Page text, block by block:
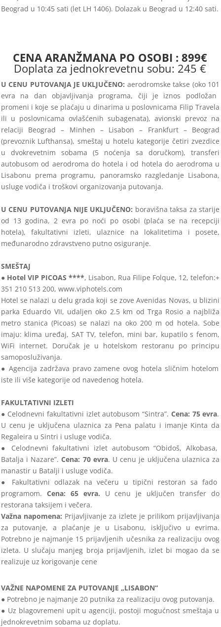
Beograd u 10:45 sati (let LH 1406). Dolazak u Beograd u 12:40 sati.
CENA ARANŽMANA PO OSOBI :899€
Doplata za jednokrevetnu sobu: 245 €
U CENU PUTOVANJA JE UKLJUČENO: aerodromske takse (oko 101
evra na dan objavljivanja programa,
čiji je iznos podložan
promeni i koje se plaćaju u dinarima u poslovnicama Filip Travela
ili u poslovnicama ovlašćenih subagenata), avionski prevoz na
relaciji
Beograd – Minhen – Lisabon – Frankfurt – Beograd
(prevoznik Lufthansa), smeštaj u hotelu kategorije četiri zvezdice
u dvokrevetnim sobama (5
noćenja sa doručkom), transferi
autobusom od aerodroma do hotela i od hotela do aerodroma u
Lisabonu prema programu, panoramsko razgledanje Lisabona,
usluge vodiča i troškovi organizovanja putovanja.
U CENU PUTOVANJA NIJE UKLJUČENO: boravišna taksa za starije
od 13 godina, 2 evra po noći po osobi (plaća se na recepciji
hotela), fakultativni izleti, ulaznice na lokalitetima i posete,
međunarodno zdravstveno putno osiguranje.
SMEŠTAJ
● Hotel VIP PICOAS ****, Lisabon, Rua Filipe Folque, 12, telefon:+
351 210 513 200, www.viphotels.com
Hotel se nalazi u delu grada koji se zove Avenidas Novas, u blizini
parka Eduardo VII, udaljen oko 2.5 km od Trga Rosio a najbliža
metro stanica (Picoas) se nalazi na oko 200 m od hotela. Sobe
imaju: klima uređaj, SAT TV, telefon, mini bar, kupatilo s fenom,
WiFi internet. Doručak je u hotelskom restoranu po principu
samoposluživanja.
● Agencija zadržava pravo zamene ovog hotela sličnim hotelom
iste ili više kategorije od navedenog hotela.
FAKULTATIVNI IZLETI
● Celodnevni fakultativni izlet autobusom “Sintra”. Cena: 75 evra.
U cenu je uključena ulaznica za Pena palatu i imanje Kinta da
Regaleira u Sintri i usluge vodiča.
●
Celodnevni fakultativni izlet autobusom “Obidoš, Alkobasa,
Batalja i Nazare”. Cena: 70 evra. U cenu je uključena ulaznica za
manastir u Batalji i usluge vodiča.
●
Fakultativni odlazak na večeru u tipični restoran sa fado
programom. Cena: 65 evra. U cenu je uključen transfer do
restorana taksijem i večera.
Važna napomena: Prijavljivanje za izlete je prilikom prijavljivanja
za putovanje, a plaćanje je u Lisabonu, isključivo u evrima.
Potrebno je najmanje 15 prijavljenih učesnika za realizaciju ovog
izleta. U slučaju manjeg broja prijavljenih, izlet bi mogao da se
realizuje uz korigovanje cene
VAŽNE NAPOMENE ZA PUTOVANJE „LISABON“
● Potrebno je najmanje 20 putnika za realizaciju ovog putovanja.
● Uz blagovremeni upit u agenciji, postoji mogućnost smeštaja u
jednokrevetnim sobama uz doplatu.